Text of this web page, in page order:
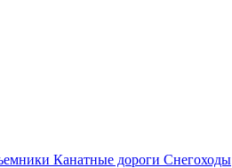
Канатные дороги Снегоходы